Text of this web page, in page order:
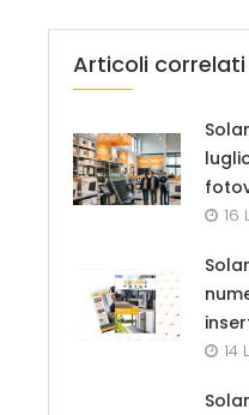
Articoli correlati
16
14